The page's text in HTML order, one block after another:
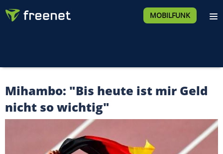
MOBILFUNK
Mihambo: "Bis heute ist mir Geld
nicht so wichtig"